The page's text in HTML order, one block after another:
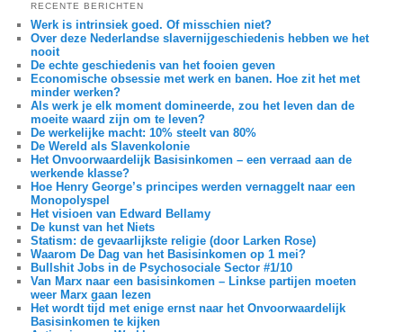
RECENTE BERICHTEN
Werk is intrinsiek goed. Of misschien niet?
Over deze Nederlandse slavernijgeschiedenis hebben we het
nooit
De echte geschiedenis van het fooien geven
Economische obsessie met werk en banen. Hoe zit het met
minder werken?
Als werk je elk moment domineerde, zou het leven dan de
moeite waard zijn om te leven?
De werkelijke macht: 10% steelt van 80%
De Wereld als Slavenkolonie
Het Onvoorwaardelijk Basisinkomen – een verraad aan de
werkende klasse?
Hoe Henry George’s principes werden vernaggelt naar een
Monopolyspel
Het visioen van Edward Bellamy
De kunst van het Niets
Statism: de gevaarlijkste religie (door Larken Rose)
Waarom De Dag van het Basisinkomen op 1 mei?
Bullshit Jobs in de Psychosociale Sector #1/10
Van Marx naar een basisinkomen – Linkse partijen moeten
weer Marx gaan lezen
Het wordt tijd met enige ernst naar het Onvoorwaardelijk
Basisinkomen te kijken